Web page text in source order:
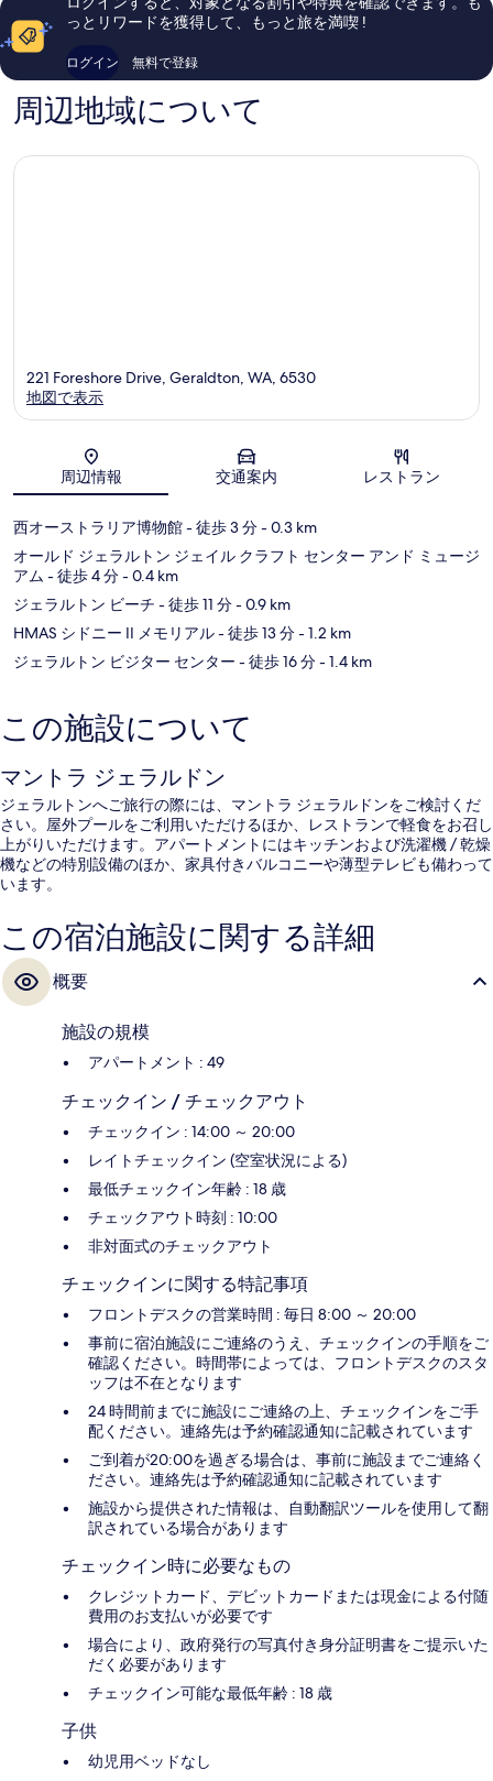
る件
件
コ
ミ
テ
の
っとリワードを獲得して、もっと旅を満喫 !
ログイン 無料で登録
周辺地域について
地図
221 Foreshore Drive, Geraldton, WA, 6530
地図で表示
周辺情報 交通案内 レストラン
西オーストラリア博物館- 徒歩 3 分- 0.3 km
オールド ジェラルトン ジェイル クラフト センター アンド ミュージ
アム - 徒歩 4 分- 0.4 km
ジェラルトン ビーチ - 徒歩 11 分- 0.9 km
HMAS シドニー II メモリアル- 徒歩 13 分- 1.2 km
ジェラルトン ビジター センター - 徒歩 16 分- 1.4 km
この施設について
マントラ ジェラルドン
ジェラルトンへご旅行の際には、マントラ ジェラルドンをご検討くだ
さい。屋外プールをご利用いただけるほか、レストランで軽食をお召し
上がりいただけます。アパートメントにはキッチンおよび洗濯機 / 乾燥
機などの特別設備のほか、家具付きバルコニーや薄型テレビも備わって
います。
この宿泊施設に関する詳細
概要
施設の規模
アパートメント : 49
チェックイン / チェックアウト
チェックイン : 14:00 ～ 20:00
レイトチェックイン (空室状況による)
最低チェックイン年齢 : 18 歳
チェックアウト時刻 : 10:00
非対面式のチェックアウト
チェックインに関する特記事項
フロントデスクの営業時間 : 毎日 8:00 ～ 20:00
事前に宿泊施設にご連絡のうえ、チェックインの手順をご
確認ください。時間帯によっては、フロントデスクのスタ
ッフは不在となります
24 時間前までに施設にご連絡の上、チェックインをご手
配ください。連絡先は予約確認通知に記載されています
ご到着が20:00を過ぎる場合は、事前に施設までご連絡く
ださい。連絡先は予約確認通知に記載されています
施設から提供された情報は、自動翻訳ツールを使用して翻
訳されている場合があります
チェックイン時に必要なもの
クレジットカード、デビットカードまたは現金による付随
費用のお支払いが必要です
場合により、政府発行の写真付き身分証明書をご提示いた
だく必要があります
チェックイン可能な最低年齢 : 18 歳
子供
幼児用ベッドなし